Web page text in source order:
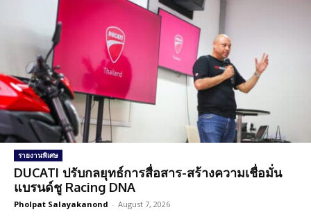
รายงานพิเศษ
DUCATI ปรับกลยุทธ์การสื่อสาร-สร้างความเชื่อมั่น
แบรนด์ชู Racing DNA
Pholpat Salayakanond - August 7, 2026